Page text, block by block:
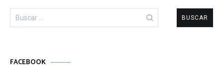
Buscar:
FACEBOOK